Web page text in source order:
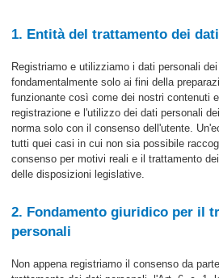
1. Entità del trattamento dei
Registriamo e utilizziamo i dati personali
fondamentalmente solo ai fini della
funzionante così come dei nostri contenuti
registrazione e l'utilizzo dei dati personali
norma solo con il consenso dell'utente.
tutti quei casi in cui non sia possibile
consenso per motivi reali e il trattamento
delle disposizioni legislative.
2. Fondamento giuridico per il
personali
Non appena registriamo il consenso da